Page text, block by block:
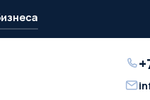
Email